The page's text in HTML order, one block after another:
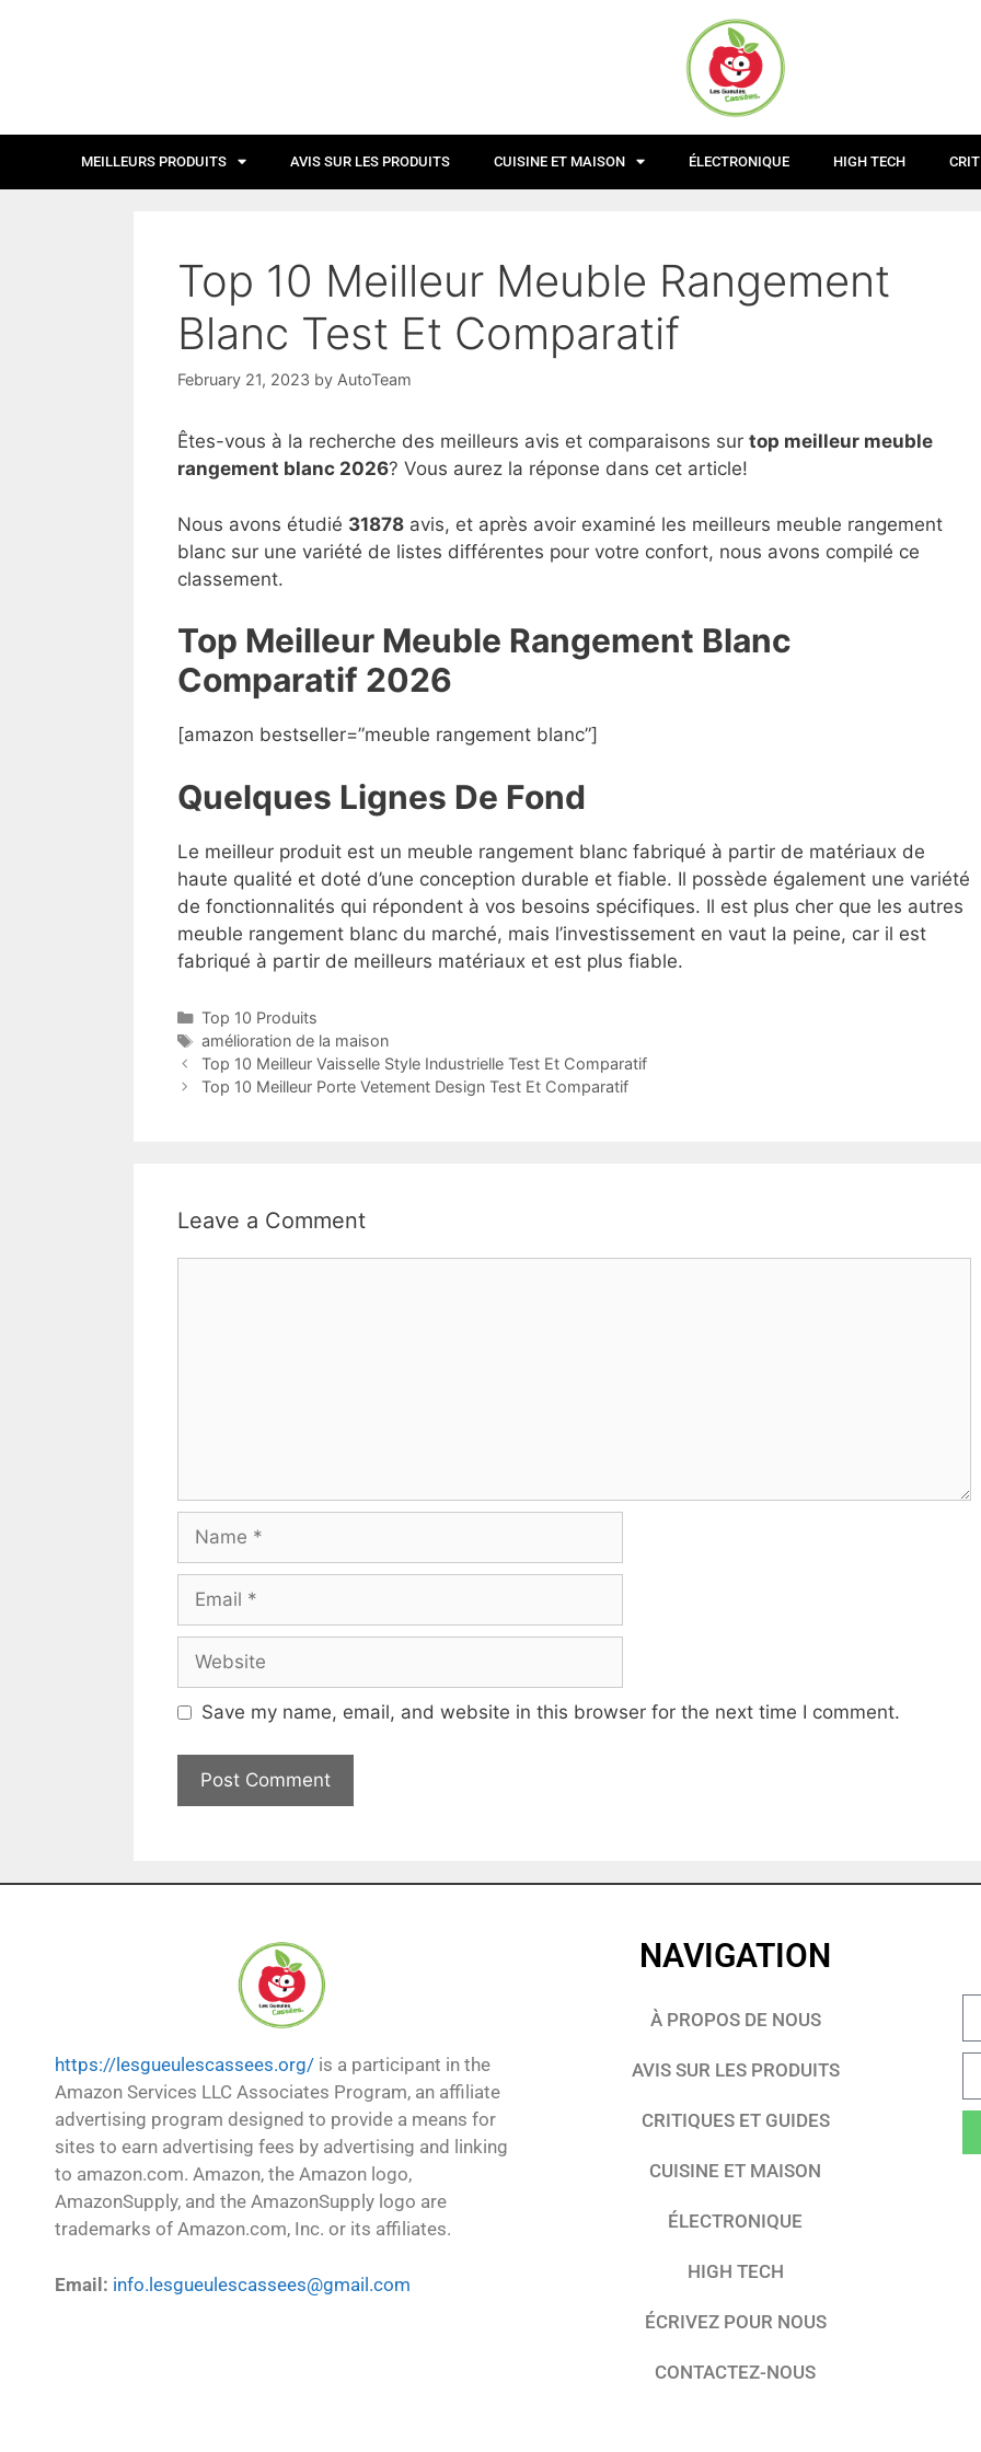
MEILLEURS PRODUITS AVIS SUR LES PRODUITS CUISINE ET MAISON ÉLECTRONIQUE HIGH TECH
Top 10 Meilleur Meuble Rangement
Blanc Test Et Comparatif
February 21, 2023 by AutoTeam
Êtes-vous à la recherche des meilleurs avis et comparaisons sur top meilleur meuble
rangement blanc 2026? Vous aurez la réponse dans cet article!
Nous avons étudié 31878 avis, et après avoir examiné les meilleurs meuble rangement
blanc sur une variété de listes différentes pour votre confort, nous avons compilé ce
classement.
Top Meilleur Meuble Rangement Blanc
Comparatif 2026
[amazon bestseller=”meuble rangement blanc”]
Quelques Lignes De Fond
Le meilleur produit est un meuble rangement blanc fabriqué à partir de matériaux de
haute qualité et doté d’une conception durable et fiable. Il possède également une variété
de fonctionnalités qui répondent à vos besoins spécifiques. Il est plus cher que les autres
meuble rangement blanc du marché, mais l’investissement en vaut la peine, car il est
fabriqué à partir de meilleurs matériaux et est plus fiable.
Top 10 Produits
amélioration de la maison
Top 10 Meilleur Vaisselle Style Industrielle Test Et Comparatif
Top 10 Meilleur Porte Vetement Design Test Et Comparatif
Leave a Comment
Save my name, email, and website in this browser for the next time I comment.
https://lesgueulescassees.org/ is a participant in the
Amazon Services LLC Associates Program, an affiliate
advertising program designed to provide a means for
sites to earn advertising fees by advertising and linking
to amazon.com. Amazon, the Amazon logo,
AmazonSupply, and the AmazonSupply logo are
trademarks of Amazon.com, Inc. or its affiliates.
Email: info.lesgueulescassees@gmail.com
NAVIGATION
À PROPOS DE NOUS
AVIS SUR LES PRODUITS
CRITIQUES ET GUIDES
CUISINE ET MAISON
ÉLECTRONIQUE
HIGH TECH
ÉCRIVEZ POUR NOUS
CONTACTEZ-NOUS